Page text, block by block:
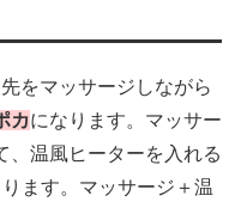
をマッサージしながら
カになります。マッサー
、温風ヒーターを入れる
ます。マッサージ＋温